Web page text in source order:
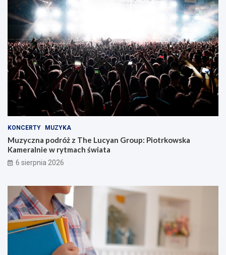
KONCERTY MUZYKA
Muzyczna podróż z The Lucyan Group: Piotrkowska
Kameralnie w rytmach świata
6 sierpnia 2026